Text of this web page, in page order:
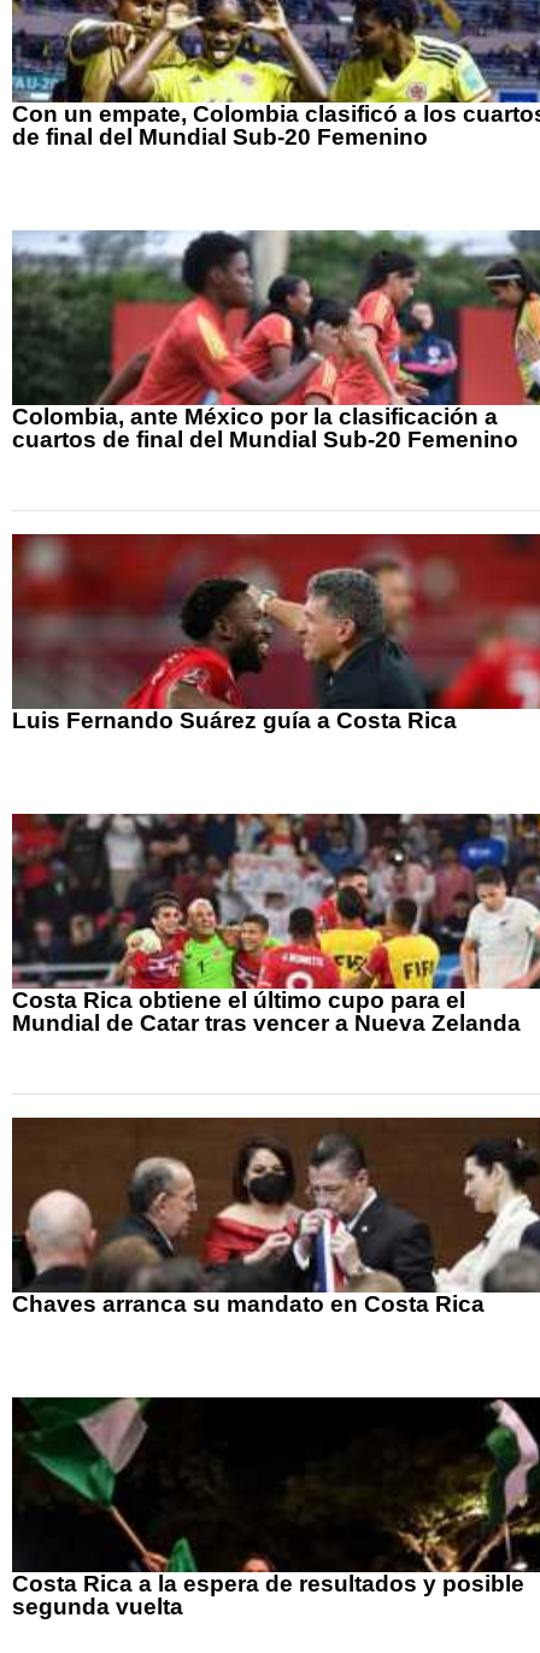
Con un empate, Colombia clasificó a los
de final del Mundial Sub-20 Femenino
Colombia, ante México por la clasificación a
cuartos de final del Mundial Sub-20 Femenino
Luis Fernando Suárez guía a Costa Rica
Costa Rica obtiene el último cupo para el
Mundial de Catar tras vencer a Nueva Zelanda
Chaves arranca su mandato en Costa Rica
Costa Rica a la espera de resultados y posible
segunda vuelta